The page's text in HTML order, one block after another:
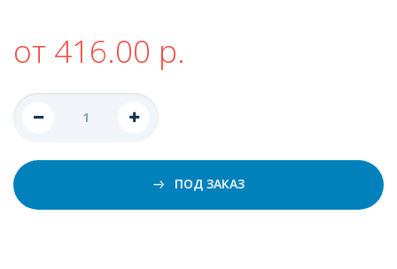
от 416.00 р.
ПОД ЗАКАЗ